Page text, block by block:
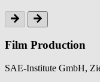
Film Production
SAE-Institute GmbH,